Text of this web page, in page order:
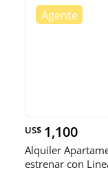
US$ 1,100
Alquiler
estrenar con